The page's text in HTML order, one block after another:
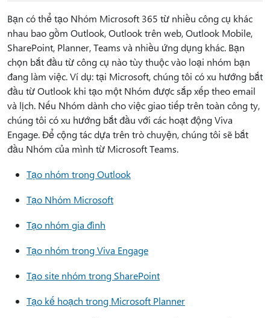
Bạn có thể tạo Nhóm Microsoft 365 từ nhiều công cụ khác
nhau bao gồm Outlook, Outlook trên web, Outlook Mobile,
SharePoint, Planner, Teams và nhiều ứng dụng khác. Bạn
chọn bắt đầu từ công cụ nào tùy thuộc vào loại nhóm bạn
đang làm việc. Ví dụ: tại Microsoft, chúng tôi có xu hướng bắt
đầu từ Outlook khi tạo một Nhóm được sắp xếp theo email
và lịch. Nếu Nhóm dành cho việc giao tiếp trên toàn công ty,
chúng tôi có xu hướng bắt đầu với các hoạt động Viva
Engage. Để cộng tác dựa trên trò chuyện, chúng tôi sẽ bắt
đầu Nhóm của mình từ Microsoft Teams.
Tạo nhóm trong Outlook
Tạo Nhóm Microsoft
Tạo nhóm gia đình
Tạo nhóm trong Viva Engage
Tạo site nhóm trong SharePoint
Tạo kế hoạch trong Microsoft Planner